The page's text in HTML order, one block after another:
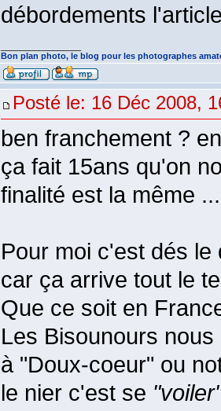
débordements
Bon plan photo, le blog pour les photographes
Posté le: 16 Déc 2008,
ben franchement ?
ça fait 15ans qu'on
finalité est la même ...
Pour moi c'est dés
car ça arrive tout le
Que ce soit en
Les Bisounours
à "Doux-coeur" ou
le nier c'est se